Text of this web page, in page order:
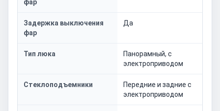
фар
Задержка выключения
фар
Да
Тип люка
Панорамный, с
электроприводом
Стеклоподъемники
Передние и задние с
электроприводом